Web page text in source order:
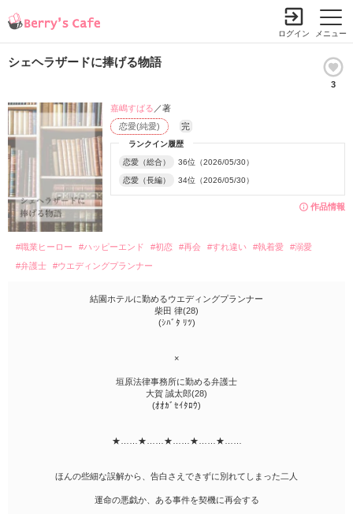
メニュー
ログイン
シェヘラザードに捧げる物語
3
作品情報
ランクイン履歴
恋愛（総合） 36位（2026/05/30）
恋愛（長編） 34位（2026/05/30）
恋愛(純愛) 完
嘉嶋すばる ／著
#職業ヒーロー #ハッピーエンド #初恋 #再会 #すれ違い #執着愛
#溺愛
#弁護士
#ウエディングプランナー
結園ホテルに勤めるウエディングプランナー
柴田 律(28)
(ｼﾊﾞﾀ ﾘﾂ)
×
垣原法律事務所に勤める弁護士
大賀 誠太郎(28)
(ｵｵｶﾞｾｲﾀﾛｳ)
★……★……★……★……★……
ほんの些細な誤解から、告白さえできずに別れてしまった二人
運命の悪戯か、ある事件を契機に再会する